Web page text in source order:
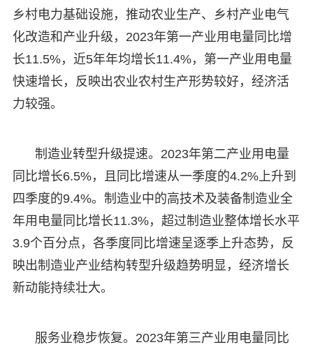
乡村电力基础设施，推动农业生产、乡村产业电气
化改造和产业升级，2023年第一产业用电量同比增
长11.5%，近5年年均增长11.4%，第一产业用电量
快速增长，反映出农业农村生产形势较好，经济活
力较强。
制造业转型升级提速。2023年第二产业用电量
同比增长6.5%，且同比增速从一季度的4.2%上升到
四季度的9.4%。制造业中的高技术及装备制造业全
年用电量同比增长11.3%，超过制造业整体增长水平
3.9个百分点，各季度同比增速呈逐季上升态势，反
映出制造业产业结构转型升级趋势明显，经济增长
新动能持续壮大。
服务业稳步恢复。2023年第三产业用电量同比